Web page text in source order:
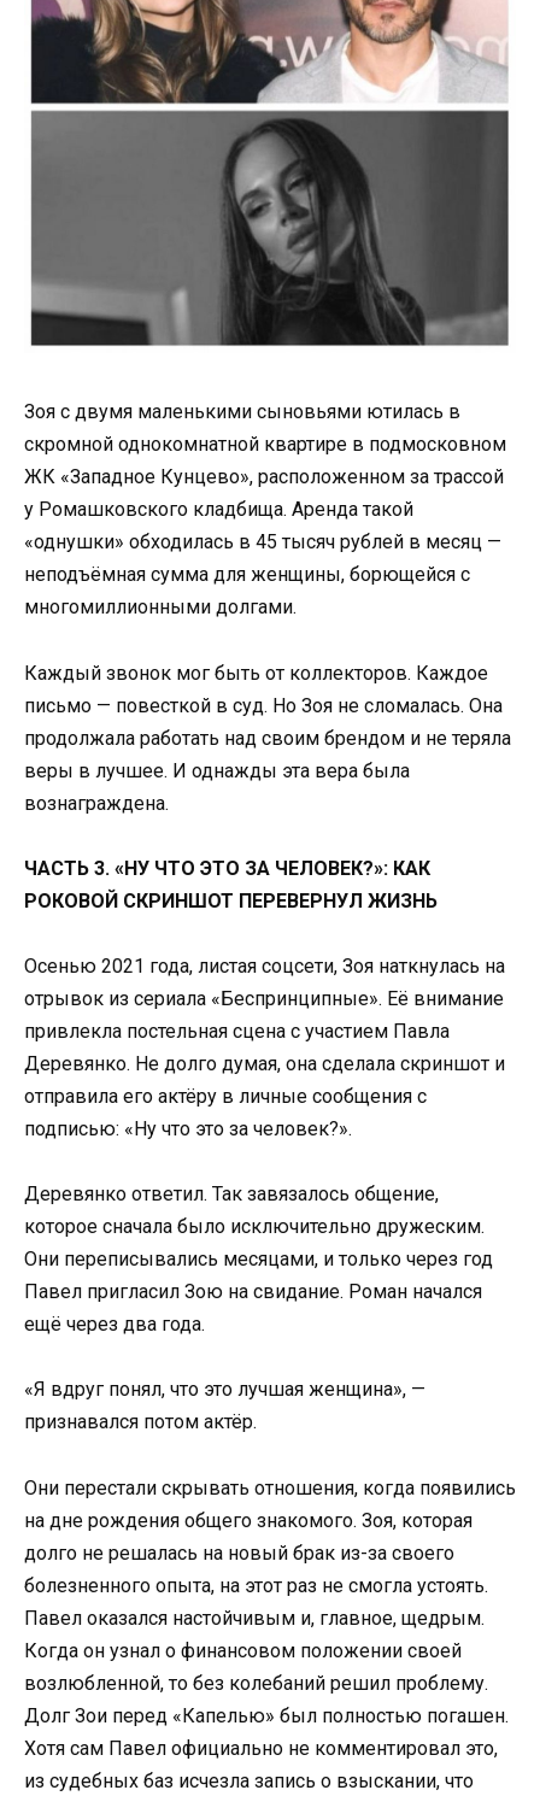
Зоя с двумя маленькими сыновьями ютилась в
скромной однокомнатной квартире в подмосковном
ЖК «Западное Кунцево», расположенном за трассой
у Ромашковского кладбища. Аренда такой
«однушки» обходилась в 45 тысяч рублей в месяц —
неподъёмная сумма для женщины, борющейся с
многомиллионными долгами.
Каждый звонок мог быть от коллекторов. Каждое
письмо — повесткой в суд. Но Зоя не сломалась. Она
продолжала работать над своим брендом и не теряла
веры в лучшее. И однажды эта вера была
вознаграждена.
ЧАСТЬ 3. «НУ ЧТО ЭТО ЗА ЧЕЛОВЕК?»: КАК
РОКОВОЙ СКРИНШОТ ПЕРЕВЕРНУЛ ЖИЗНЬ
Осенью 2021 года, листая соцсети, Зоя наткнулась на
отрывок из сериала «Беспринципные». Её внимание
привлекла постельная сцена с участием Павла
Деревянко. Не долго думая, она сделала скриншот и
отправила его актёру в личные сообщения с
подписью: «Ну что это за человек?».
Деревянко ответил. Так завязалось общение,
которое сначала было исключительно дружеским.
Они переписывались месяцами, и только через год
Павел пригласил Зою на свидание. Роман начался
ещё через два года.
«Я вдруг понял, что это лучшая женщина», —
признавался потом актёр.
Они перестали скрывать отношения, когда появились
на дне рождения общего знакомого. Зоя, которая
долго не решалась на новый брак из-за своего
болезненного опыта, на этот раз не смогла устоять.
Павел оказался настойчивым и, главное, щедрым.
Когда он узнал о финансовом положении своей
возлюбленной, то без колебаний решил проблему.
Долг Зои перед «Капелью» был полностью погашен.
Хотя сам Павел официально не комментировал это,
из судебных баз исчезла запись о взыскании, что